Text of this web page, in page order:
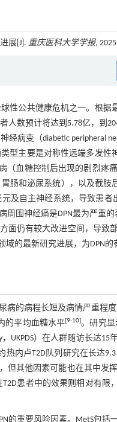
展[J]. 重庆医科大学学报,
性公共健康危机之一。根据
人数预计将达到5.78亿，到
病变（diabetic peripheral
主要是对称性远端多发性
（血糖控制后出现的剧烈疼
肠和泌尿系统），以及截肢
及自主神经系统，导致患
围神经痛是DPN最为严重
面仍有较大改进空间，导致
的最新研究进展，为DPN
的病程长短及病情严重程度
的平均血糖水平[9-10]。研究显
，UKPDS）在人群随访长达
热内卢T2D队列研究在长达
但其他因素可能也在其中发
T2D患者中的效果则相对有
的重要风险因素。MetS包